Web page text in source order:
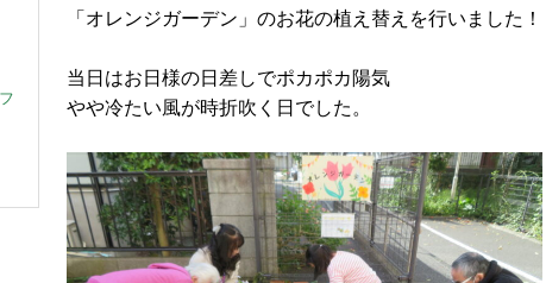
「オレンジガーデン」のお花の植え替えを行いました！
当日はお日様の日差しでポカポカ陽気
やや冷たい風が時折吹く日でした。